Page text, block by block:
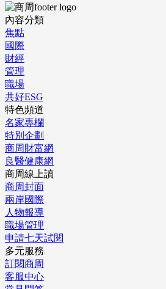
內容分類
焦點
國際
財經
管理
職場
共好ESG
特色頻道
名家專欄
特別企劃
商周財富網
良醫健康網
商周線上讀
商周封面
兩岸國際
人物報導
職場管理
申請七天試閱
多元服務
訂閱商周
客服中心